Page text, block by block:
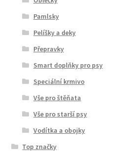
Pamlsky
Pelíšky a deky
Přepravky
Smart doplňky pro psy
Speciální krmivo
Vše pro štěňata
Vše pro starší psy
Vodítka a obojky
Top značky